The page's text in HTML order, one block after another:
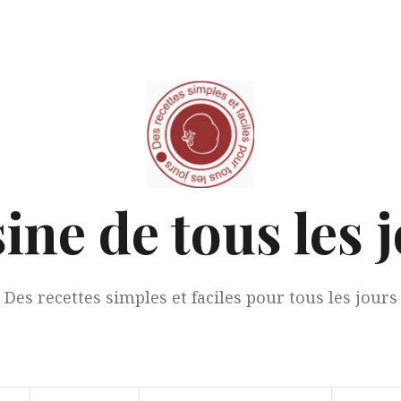
de tous les
Des recettes simples et faciles pour tous les jours